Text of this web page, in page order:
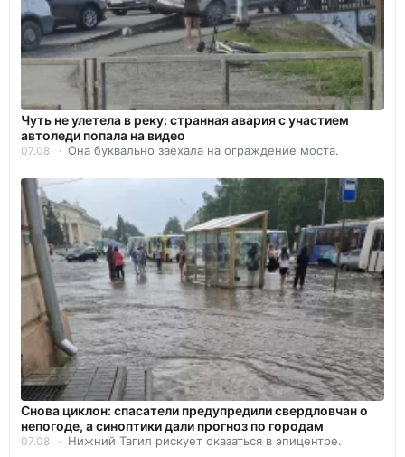
Чуть не улетела в реку: странная авария с участием
автоледи попала на видео
07.08 Она буквально заехала на ограждение моста.
Снова циклон: спасатели предупредили свердловчан о
непогоде, а синоптики дали прогноз по городам
07.08 Нижний Тагил рискует оказаться в эпицентре.